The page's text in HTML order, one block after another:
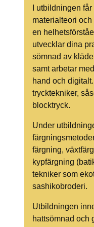
I utbildningen
materialteori
en
utvecklar dina
sömnad av
samt arbetar
hand och
trycktekniker,
blocktryck.
Under
färgning,
kypfärgning
tekniker som
sashikobroderi.
Utbildningen
hattsömnad och